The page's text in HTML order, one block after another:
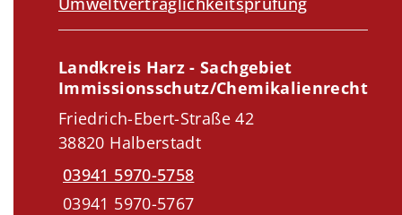
Landkreis Harz - Sachgebiet
Immissionsschutz/Chemikalienrecht
Friedrich-Ebert-Straße 42
38820 Halberstadt
03941 5970-5758
03941 5970-5767